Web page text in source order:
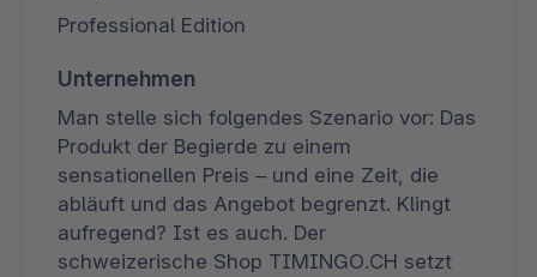
Professional Edition
Unternehmen
Man stelle sich folgendes Szenario vor: Das
Produkt der Begierde zu einem
sensationellen Preis – und eine Zeit, die
abläuft und das Angebot begrenzt. Klingt
aufregend? Ist es auch. Der
schweizerische Shop TIMINGO.CH setzt